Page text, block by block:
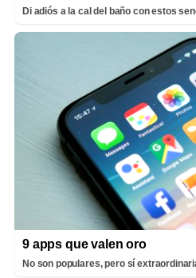
Di adiós a la cal del baño con estos
9 apps que valen oro
No son populares, pero sí